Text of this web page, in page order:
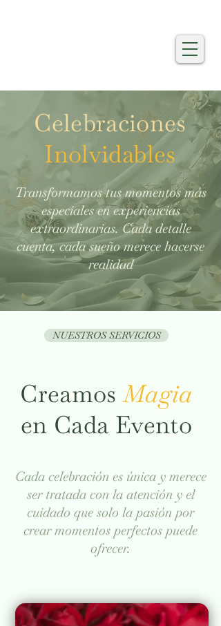
Celebraciones
Inolvidables
Transformamos tus momentos más
especiales en experiencias
extraordinarias. Cada detalle
cuenta, cada sueño merece hacerse
realidad
NUESTROS SERVICIOS
CreamosMagia
en Cada Evento
Cada celebración es única y merece
ser tratada con la atención y el
cuidado que solo la pasión por
crear momentos perfectos puede
ofrecer.